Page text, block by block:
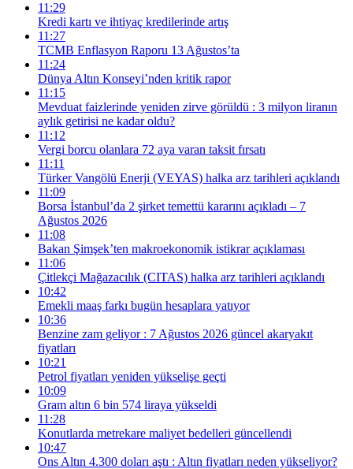
11:29
Kredi kartı ve ihtiyaç kredilerinde artış
11:27
TCMB Enflasyon Raporu 13 Ağustos’ta
11:24
Dünya Altın Konseyi’nden kritik rapor
11:15
Mevduat faizlerinde yeniden zirve görüldü : 3 milyon liranın
aylık getirisi ne kadar oldu?
11:12
Vergi borcu olanlara 72 aya varan taksit fırsatı
11:11
Türker Vangölü Enerji (VEYAS) halka arz tarihleri açıklandı
11:09
Borsa İstanbul’da 2 şirket temettü kararını açıkladı – 7
Ağustos 2026
11:08
Bakan Şimşek’ten makroekonomik istikrar açıklaması
11:06
Çitlekçi Mağazacılık (CITAS) halka arz tarihleri açıklandı
10:42
Emekli maaş farkı bugün hesaplara yatıyor
10:36
Benzine zam geliyor : 7 Ağustos 2026 güncel akaryakıt
fiyatları
10:21
Petrol fiyatları yeniden yükselişe geçti
10:09
Gram altın 6 bin 574 liraya yükseldi
11:28
Konutlarda metrekare maliyet bedelleri güncellendi
10:47
Ons Altın 4.300 doları aştı : Altın fiyatları neden yükseliyor?